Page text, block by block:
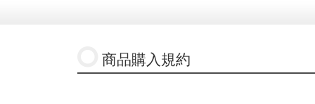
商品購入規約